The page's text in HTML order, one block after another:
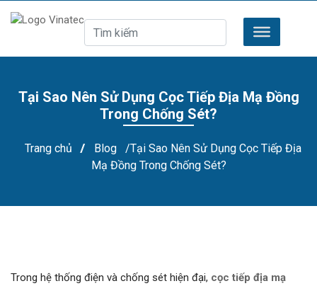
Tại Sao Nên Sử Dụng Cọc Tiếp Địa Mạ Đồng
Trong Chống Sét?
Trang chủ / Blog
/Tại Sao Nên Sử Dụng Cọc Tiếp Địa
Mạ Đồng Trong Chống Sét?
Trong hệ thống điện và chống sét hiện đại, cọc tiếp địa mạ